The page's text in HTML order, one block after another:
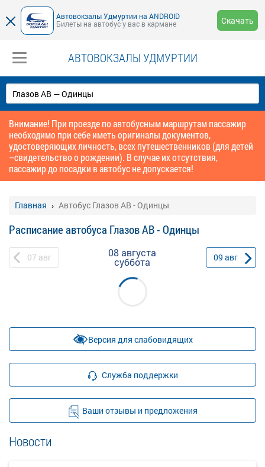
Автовокзалы Удмуртии на ANDROID
Билеты на автобус у вас в кармане
Скачать
АВТОВОКЗАЛЫ УДМУРТИИ
Внимание! При проезде по автобусным маршрутам пассажир
необходимо при себе иметь оригиналы документов,
удостоверяющих личность, всех путешественников (для детей
–свидетельство о рождении). В случае их отсутствия,
пассажир до посадки в автобус не допускается!
Главная Автобус Глазов АВ - Одинцы
Расписание автобуса Глазов АВ - Одинцы
07 авг 08 августа
суббота 09 авг
Версия для слабовидящих
Служба поддержки
Ваши отзывы и предложения
Новости